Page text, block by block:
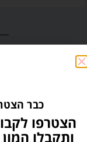
כבר
הצטרפו
ותקבלו